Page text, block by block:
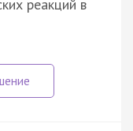
реакций в